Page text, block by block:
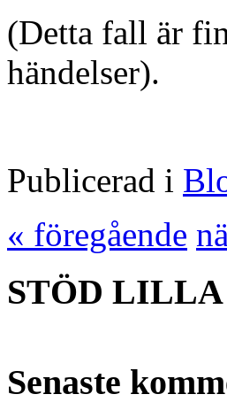
(Detta fall är
händelser).
Publicerad i
« föregående
STÖD LILLA
Senaste